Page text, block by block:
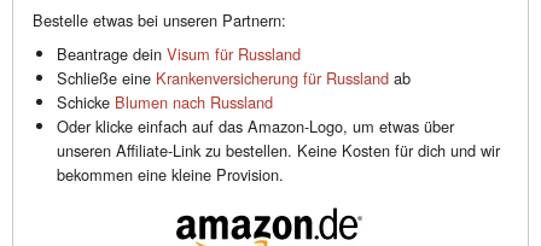
Bestelle etwas bei unseren Partnern:
Beantrage dein Visum für Russland
Schließe eine Krankenversicherung für Russland ab
Schicke Blumen nach Russland
Oder klicke einfach auf das Amazon-Logo, um etwas über
unseren Affiliate-Link zu bestellen. Keine Kosten für dich und wir
bekommen eine kleine Provision.